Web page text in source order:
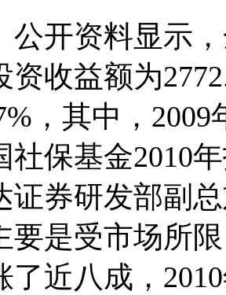
资料显示，
资收益额为
，其中，
社保基金2010
证券研发部副
要是受市场所
了近八成，